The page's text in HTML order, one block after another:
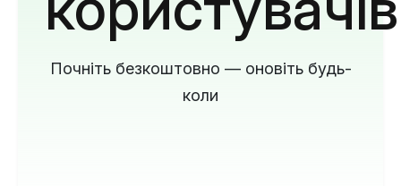
Почніть безкоштовно — оновіть будь-
коли